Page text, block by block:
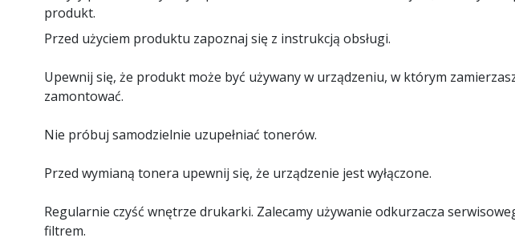
produkt.
Przed użyciem produktu zapoznaj się z instrukcją obsługi.
Upewnij się, że produkt może być używany w urządzeniu, w którym
zamontować.
Nie próbuj samodzielnie uzupełniać tonerów.
Przed wymianą tonera upewnij się, że urządzenie jest wyłączone.
Regularnie czyść wnętrze drukarki. Zalecamy używanie odkurzacza
filtrem.